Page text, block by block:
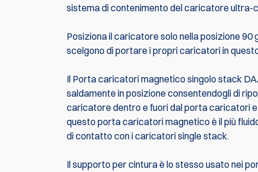
sistema di contenimento del caricatore
Posiziona il caricatore solo nella posizione
scelgono di portare i propri caricatori in
Il Porta caricatori magnetico singolo stack
saldamente in posizione consentendogli di
caricatore dentro e fuori dal porta caricatori
questo porta caricatori magnetico è il più
di contatto con i caricatori single stack.
Il supporto per cintura è lo stesso usato nei